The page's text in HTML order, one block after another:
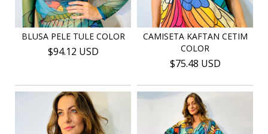
BLUSA PELE TULE COLOR
$94.12 USD
CAMISETA KAFTAN CETIM
COLOR
$75.48 USD